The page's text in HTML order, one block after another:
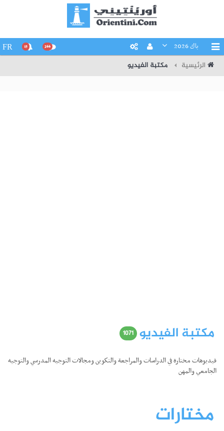
باك 2026 266
15
FR
الرئيسية مكتبة الفيديو
مكتبة الفيديو 1071
فيديوهات مختارة في الدراسات والمراجعة والتكوين ومجالات التوجيه المدرسي والتوجيه
الجامعي والمهن
مختارات